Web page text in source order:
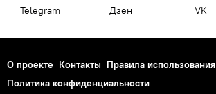
Telegram Дзен VK
О проекте Контакты Правила использования
Политика конфиденциальности